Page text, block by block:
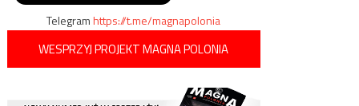
Telegramhttps://t.me/magnapolonia
WESPRZYJ PROJEKT MAGNA POLONIA